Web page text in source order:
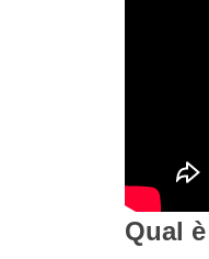
Qual